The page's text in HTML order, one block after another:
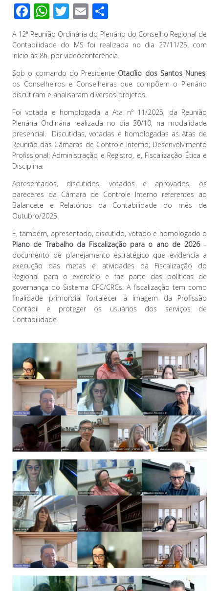
F
ac
e
b
o
o
k
W
h
at
s
A
p
T
wi
tt
er
E
m
ail
o
m
p
ar
til
h
ar
A 12ª Reunião Ordinária do Plenário do Conselho Regional de
Contabilidade do MS foi realizada no dia 27/11/25, com
início às 8h, por videoconferência.
Sob o comando do Presidente Otacílio dos Santos Nunes,
os Conselheiros e Conselheiras que compõem o Plenário
discutiram e analisaram diversos projetos.
Foi votada e homologada a Ata nº 11/2025, da Reunião
Plenária Ordinária realizada no dia 30/10, na modalidade
presencial. Discutidas, votadas e homologadas as Atas de
Reunião das Câmaras de Controle Interno; Desenvolvimento
Profissional; Administração e Registro, e, Fiscalização Ética e
Disciplina.
Apresentados, discutidos, votados e aprovados, os
pareceres da Câmara de Controle Interno referentes ao
Balancete e Relatórios da Contabilidade do mês de
Outubro/2025.
E, também, apresentado, discutido, votado e homologado o
Plano de Trabalho da Fiscalização para o ano de 2026–
documento de planejamento estratégico que evidencia a
execução das metas e atividades da Fiscalização do
Regional para o exercício e faz parte das políticas de
governança do Sistema CFC/CRCs. A fiscalização tem como
finalidade primordial fortalecer a imagem da Profissão
Contábil e proteger os usuários dos serviços de
Contabilidade.